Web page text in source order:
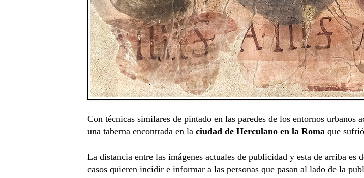
Con técnicas similares de pintado en las paredes de los entornos urbanos
una taberna encontrada en la ciudad de Herculano en la Roma que
La distancia entre las imágenes actuales de publicidad y esta de arriba es
casos quieren incidir e informar a las personas que pasan al lado de la